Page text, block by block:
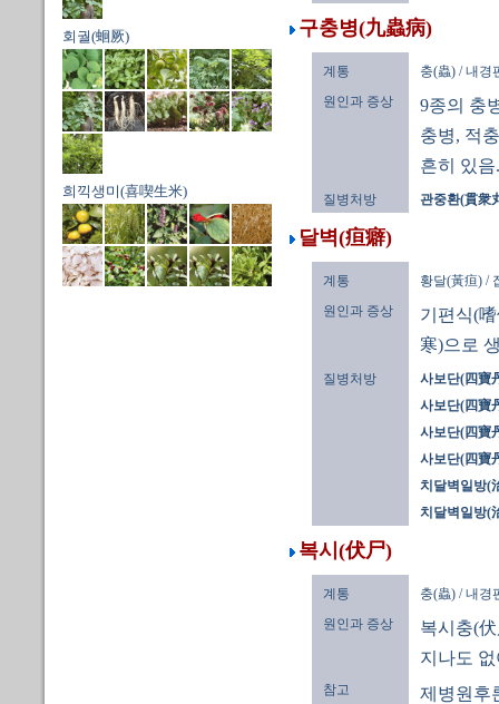
회궐(蛔厥)
희끽생미(喜喫生米)
구충병(九蟲病)
계통
충(蟲) / 내경
원인과 증상
9종의 충
충병, 적
흔히 있음.
질병처방 관중환(貫衆
달벽(疸癖)
계통
황달(黃疸) /
원인과 증상
기편식(
寒)으로
질병처방
사보단(四寶
사보단(四寶
사보단(四寶
사보단(四寶
치달벽일방(
치달벽일방(
복시(伏尸)
계통
충(蟲) / 내경
원인과 증상
복시충(
지나도
참고 제병원후